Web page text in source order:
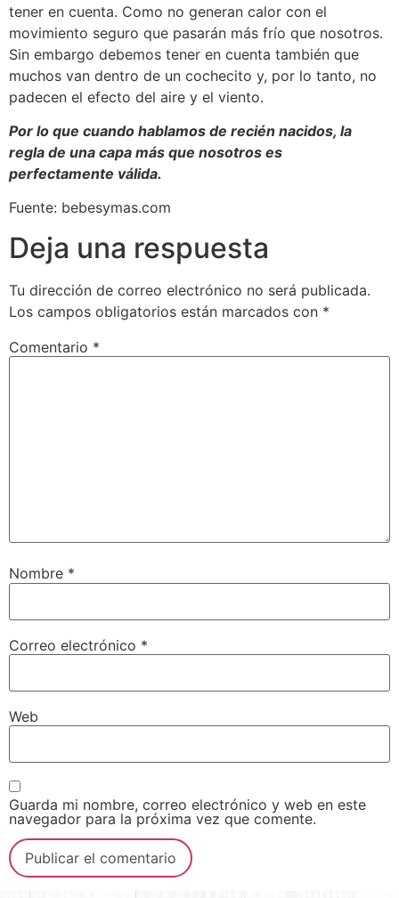
tener en cuenta. Como no generan calor con el
movimiento seguro que pasarán más frío que nosotros.
Sin embargo debemos tener en cuenta también que
muchos van dentro de un cochecito y, por lo tanto, no
padecen el efecto del aire y el viento.
Por lo que cuando hablamos de recién nacidos, la
regla de una capa más que nosotros es
perfectamente válida.
Fuente: bebesymas.com
Deja una respuesta
Tu dirección de correo electrónico no será publicada.
Los campos obligatorios están marcados con *
Comentario *
Nombre *
Correo electrónico *
Web
Guarda mi nombre, correo electrónico y web en este
navegador para la próxima vez que comente.